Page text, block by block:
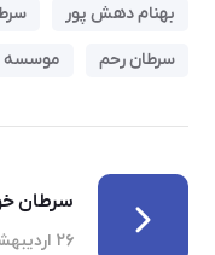
بهنام دهش پور
سرطان رحم
موسسه
سرطان
۲۶ اردیبهشت ۱۴۰۰